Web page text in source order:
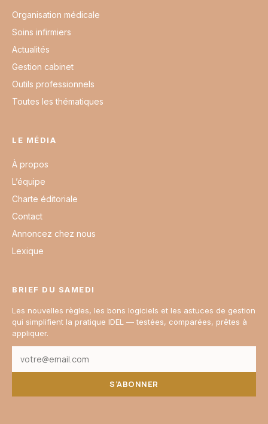
Organisation médicale
Soins infirmiers
Actualités
Gestion cabinet
Outils professionnels
Toutes les thématiques
LE MÉDIA
À propos
L’équipe
Charte éditoriale
Contact
Annoncez chez nous
Lexique
BRIEF DU SAMEDI
Les nouvelles règles, les bons logiciels et les astuces de gestion
qui simplifient la pratique IDEL — testées, comparées, prêtes à
appliquer.
S’ABONNER